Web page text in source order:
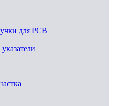
для PCB